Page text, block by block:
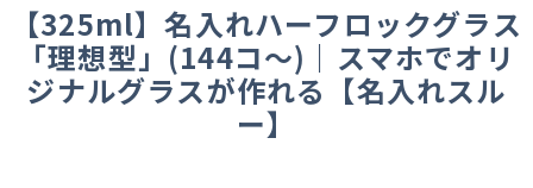
【325ml】名入れハーフロックグラス
「理想型」(144コ～)｜スマホでオリ
ジナルグラスが作れる【名入れスル
ー】